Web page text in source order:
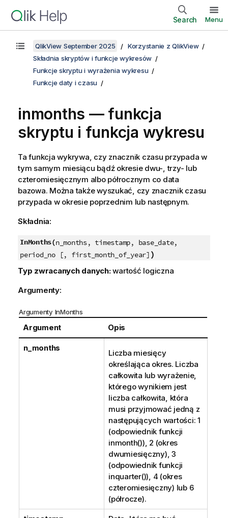
Search Menu
QlikView September 2025
Korzystanie z QlikView
Składnia skryptów i funkcje wykresów
Funkcje skryptu i wyrażenia wykresu
Funkcje daty i czasu
inmonths — funkcja
skryptu i funkcja wykresu
Ta funkcja wykrywa, czy znacznik czasu przypada w
tym samym miesiącu bądź okresie dwu-, trzy- lub
czteromiesięcznym albo półrocznym co data
bazowa. Można także wyszukać, czy znacznik czasu
przypada w okresie poprzednim lub następnym.
Składnia:
InMonths(n_months, timestamp, base_date,
period_no [, first_month_of_year] )
Typ zwracanych danych:wartość logiczna
Argumenty:
Argumenty InMonths
Argument Opis
n_months
Liczba miesięcy
określająca okres. Liczba
całkowita lub wyrażenie,
którego wynikiem jest
liczba całkowita, która
musi przyjmować jedną z
następujących wartości: 1
(odpowiednik funkcji
inmonth()), 2 (okres
dwumiesięczny), 3
(odpowiednik funkcji
inquarter()), 4 (okres
czteromiesięczny) lub 6
(półrocze).